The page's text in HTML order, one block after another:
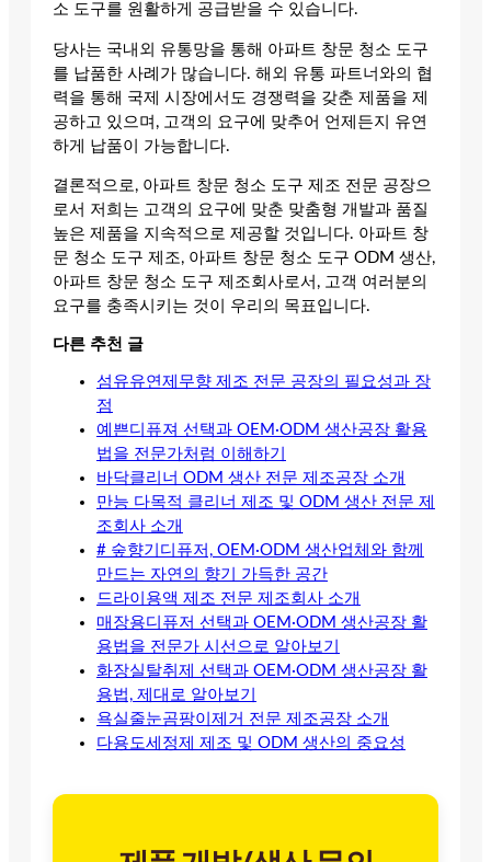
소 도구를 원활하게 공급받을 수 있습니다.
당사는 국내외 유통망을 통해 아파트 창문 청소 도구
를 납품한 사례가 많습니다. 해외 유통 파트너와의 협
력을 통해 국제 시장에서도 경쟁력을 갖춘 제품을 제
공하고 있으며, 고객의 요구에 맞추어 언제든지 유연
하게 납품이 가능합니다.
결론적으로, 아파트 창문 청소 도구 제조 전문 공장으
로서 저희는 고객의 요구에 맞춘 맞춤형 개발과 품질
높은 제품을 지속적으로 제공할 것입니다. 아파트 창
문 청소 도구 제조, 아파트 창문 청소 도구 ODM 생산,
아파트 창문 청소 도구 제조회사로서, 고객 여러분의
요구를 충족시키는 것이 우리의 목표입니다.
다른 추천 글
섬유유연제무향 제조 전문 공장의 필요성과 장
점
예쁜디퓨져 선택과 OEM·ODM 생산공장 활용
법을 전문가처럼 이해하기
바닥클리너 ODM 생산 전문 제조공장 소개
만능 다목적 클리너 제조 및 ODM 생산 전문 제
조회사 소개
# 숲향기디퓨저, OEM·ODM 생산업체와 함께
만드는 자연의 향기 가득한 공간
드라이용액 제조 전문 제조회사 소개
매장용디퓨저 선택과 OEM·ODM 생산공장 활
용법을 전문가 시선으로 알아보기
화장실탈취제 선택과 OEM·ODM 생산공장 활
용법, 제대로 알아보기
욕실줄눈곰팡이제거 전문 제조공장 소개
다용도세정제 제조 및 ODM 생산의 중요성